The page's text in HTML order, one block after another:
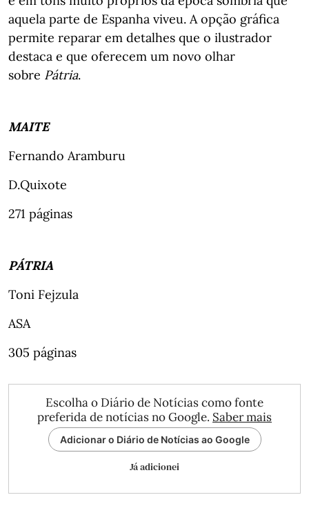
aquela parte de Espanha viveu. A opção gráfica
permite reparar em detalhes que o ilustrador
destaca e que oferecem um novo olhar
sobre Pátria.
MAITE
Fernando Aramburu
D.Quixote
271 páginas
PÁTRIA
Toni Fejzula
ASA
305 páginas
Escolha o Diário de Notícias como fonte
preferida de notícias no Google. Saber mais
Adicionar o Diário de Notícias ao Google
Já adicionei